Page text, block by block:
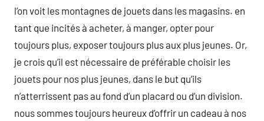
l’on voit les montagnes de jouets dans les magasins. en
tant que incités à acheter, à manger, opter pour
toujours plus, exposer toujours plus aux plus jeunes. Or,
je crois qu’il est nécessaire de préférable choisir les
jouets pour nos plus jeunes, dans le but qu’ils
n’atterrissent pas au fond d’un placard ou d’un division.
nous sommes toujours heureux d’offrir un cadeau à nos